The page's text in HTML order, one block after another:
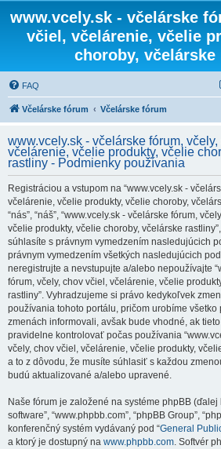
www.vcely.sk - včelárske
včiel, včelárenie, včelie
choroby,
FAQ
Včelárske fórum Včelárske fórum
www.vcely.sk - včelárske fórum,
včelárenie, včelie produkty, včelie
rastliny - Podmienky používania
Registráciou a vstupom na “www.vcely.sk -
včelárenie, včelie produkty, včelie choroby,
“nás”, “náš”, “www.vcely.sk - včelárske fórum,
včelie produkty, včelie choroby, včelárske
súhlasíte s právnym vymedzením nasledujúcich
právnym vymedzením všetkých nasledujúcich
neregistrujte a nevstupujte a/alebo nepoužívajte
fórum, včely, chov včiel, včelárenie, včelie
rastliny”. Vyhradzujeme si právo kedykoľvek
používania tohoto portálu, pričom urobíme všetko
zmenách informovali, avšak bude vhodné, ak
pravidelne kontrolovať počas používania
včely, chov včiel, včelárenie, včelie produkty,
a to z dôvodu, že musíte súhlasiť s každou
budú aktualizované a/alebo upravené.
Naše fórum je založené na systéme phpBB (ďalej
software”, “www.phpbb.com”, “phpBB Group”,
konferenčný systém vydávaný pod “General
a ktorý je dostupný na www.phpbb.com. Softvér